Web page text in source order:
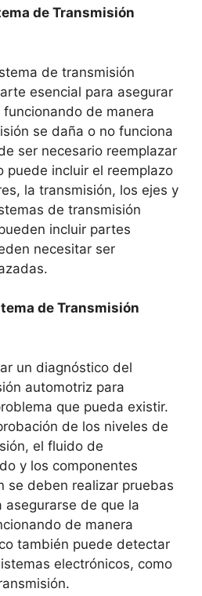
de Transmisión
de transmisión
esencial para asegurar
de manera
se daña o no funciona
ser necesario reemplazar
puede incluir el reemplazo
la transmisión, los ejes y
de transmisión
incluir partes
necesitar ser
de Transmisión
un diagnóstico del
automotriz para
que pueda existir.
de los niveles de
el fluido de
y los componentes
se deben realizar pruebas
de que la
de manera
también puede detectar
electrónicos, como